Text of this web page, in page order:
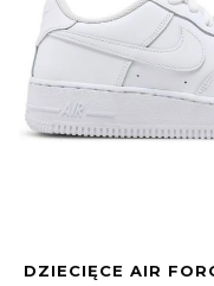
DZIECIĘCE AIR